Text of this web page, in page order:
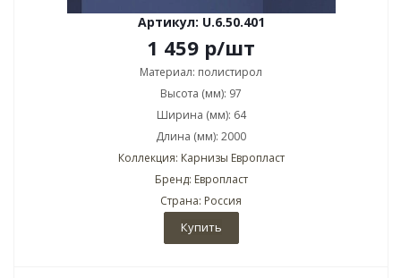
Артикул: U.6.50.401
1 459 р/шт
Материал: полистирол
Высота (мм): 97
Ширина (мм): 64
Длина (мм): 2000
Коллекция: Карнизы Европласт
Бренд: Европласт
Страна: Россия
Купить